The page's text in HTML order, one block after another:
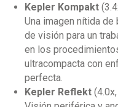
Kepler Kompakt
Una imagen nítida de
de visión para un
en los
ultracompacta con
perfecta.
Kepler Reflekt